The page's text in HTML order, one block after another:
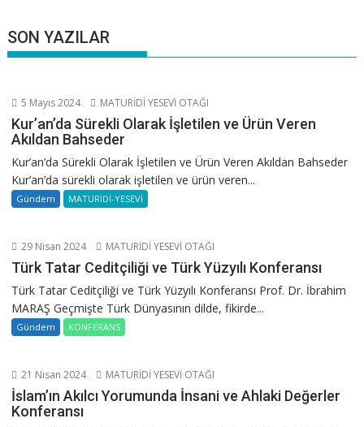
SON YAZILAR
5 Mayıs 2024 MATURİDİ YESEVİ OTAĞI
Kur’an’da Sürekli Olarak İşletilen ve Ürün Veren
Akıldan Bahseder
Kur’an’da Sürekli Olarak İşletilen ve Ürün Veren Akıldan Bahseder
Kur’an’da sürekli olarak işletilen ve ürün veren...
Gündem MATURİDİ-YESEVİ
29 Nisan 2024 MATURİDİ YESEVİ OTAĞI
Türk Tatar Ceditçiliği ve Türk Yüzyılı Konferansı
Türk Tatar Ceditçiliği ve Türk Yüzyılı Konferansı Prof. Dr. İbrahim
MARAŞ Geçmişte Türk Dünyasının dilde, fikirde...
Gündem KONFERANS
21 Nisan 2024 MATURİDİ YESEVİ OTAĞI
İslam’ın Akılcı Yorumunda İnsani ve Ahlaki Değerler
Konferansı